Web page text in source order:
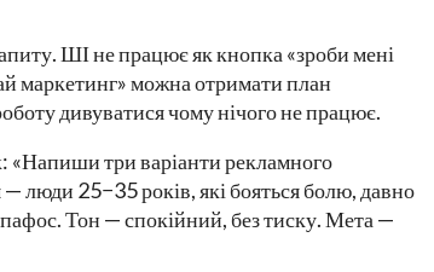
ШІ не працює як кнопка «зроби мені
маркетинг» можна отримати план
дивуватися чому нічого не працює.
«Напиши три варіанти рекламного
— люди 25−35 років, які бояться болю, давно
Тон — спокійний, без тиску. Мета —